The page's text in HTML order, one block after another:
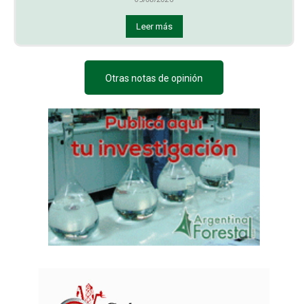
Leer más
Otras notas de opinión